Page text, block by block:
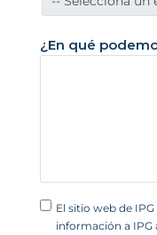
i
o
¿En qué
El sitio web de
información a IPG